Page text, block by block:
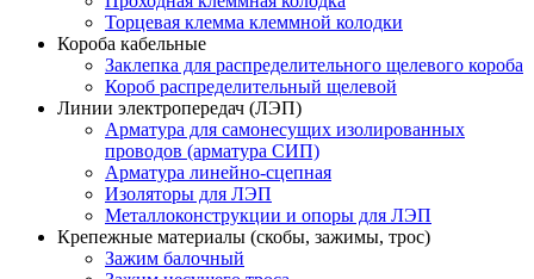
Торцевая клемма клеммной колодки
Короба кабельные
Заклепка для распределительного щелевого короба
Короб распределительный щелевой
Линии электропередач (ЛЭП)
Арматура для самонесущих изолированных
проводов (арматура СИП)
Арматура линейно-сцепная
Изоляторы для ЛЭП
Металлоконструкции и опоры для ЛЭП
Крепежные материалы (скобы, зажимы, трос)
Зажим балочный